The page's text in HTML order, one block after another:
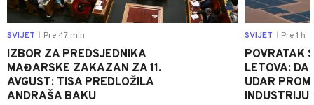
SVIJET Pre 47 min
IZBOR ZA PREDSJEDNIKA
MAĐARSKE ZAKAZAN ZA 11.
AVGUST: TISA PREDLOŽILA
ANDRAŠA BAKU
SVIJET Pre 1 h
POVRATAK
LETOVA: DA
UDAR